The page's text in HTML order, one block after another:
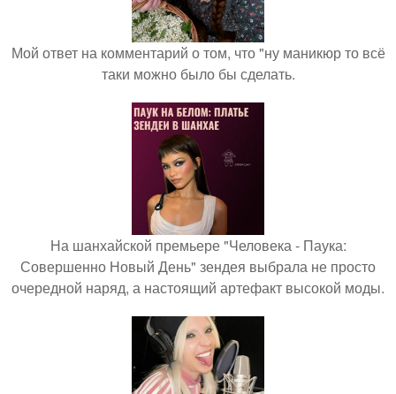
Мой ответ на комментарий о том, что "ну маникюр то всё
таки можно было бы сделать.
На шанхайской премьере "Человека - Паука:
Совершенно Новый День" зендея выбрала не просто
очередной наряд, а настоящий артефакт высокой моды.